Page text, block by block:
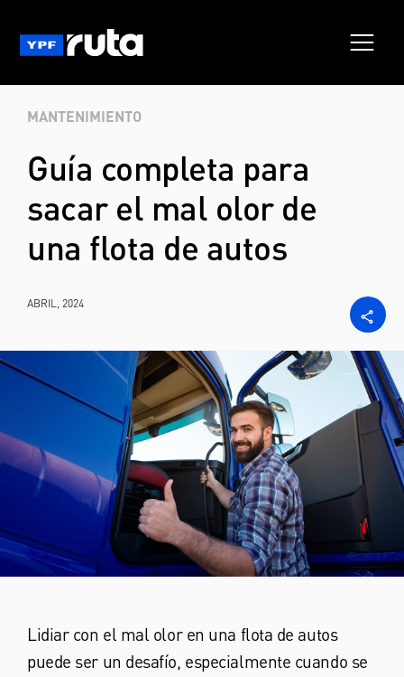
MANTENIMIENTO
Guía completa para
sacar el mal olor de
una flota de autos
ABRIL, 2024
Lidiar con el mal olor en una flota de autos
puede ser un desafío, especialmente cuando se